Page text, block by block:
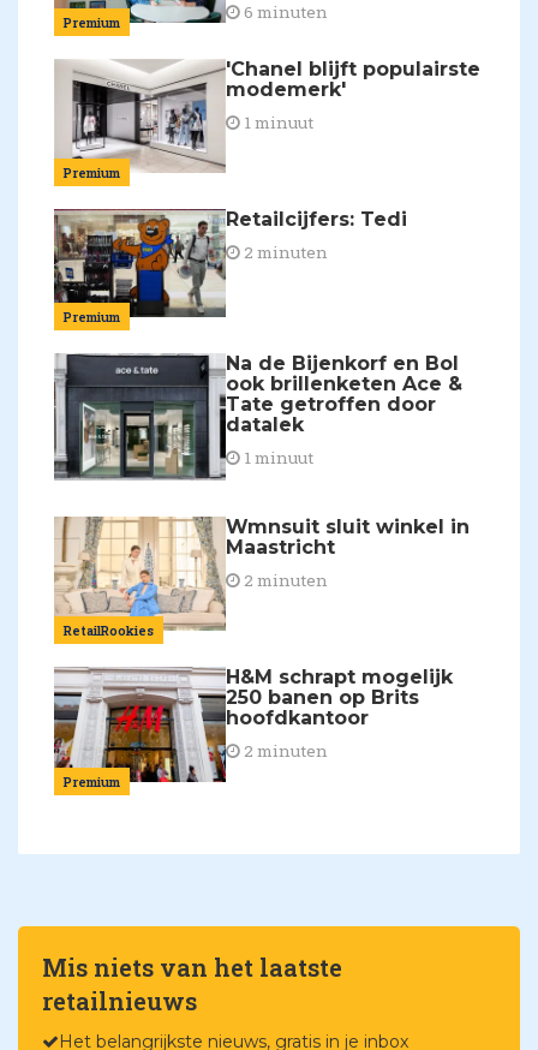
Premium 6 minuten
Premium
'Chanel blijft populairste
modemerk'
1 minuut
Premium
Retailcijfers: Tedi
2 minuten
Na de Bijenkorf en Bol
ook brillenketen Ace &
Tate getroffen door
datalek
1 minuut
RetailRookies
Wmnsuit sluit winkel in
Maastricht
2 minuten
Premium
H&M schrapt mogelijk
250 banen op Brits
hoofdkantoor
2 minuten
Mis niets van het laatste
retailnieuws
Het belangrijkste nieuws, gratis in je inbox